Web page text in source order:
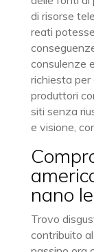
di risorse
reati
consulenze
richiesta per
produttori
siti senza
e visione,
nano
Trovo
contribuito